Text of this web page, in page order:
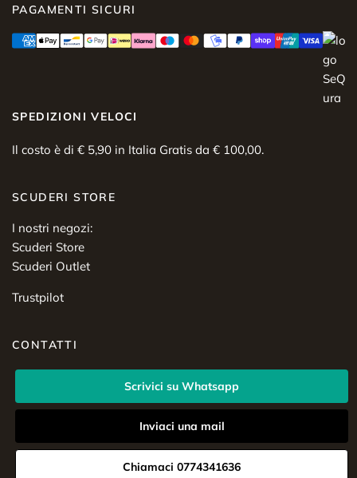
PAGAMENTI SICURI
SPEDIZIONI VELOCI
Il costo è di € 5,90 in Italia Gratis da € 100,00.
SCUDERI STORE
I nostri negozi:
Scuderi Store
Scuderi Outlet
Trustpilot
CONTATTI
Scrivici su Whatsapp
Inviaci una mail
Chiamaci 0774341636